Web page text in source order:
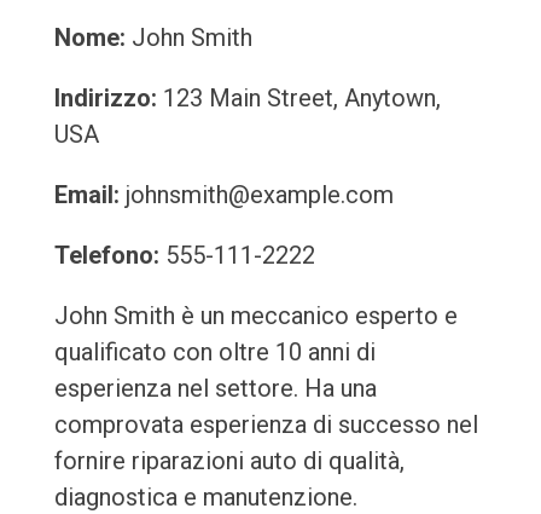
Nome: John Smith
Indirizzo: 123 Main Street, Anytown,
USA
Email: johnsmith@example.com
Telefono: 555-111-2222
John Smith è un meccanico esperto e
qualificato con oltre 10 anni di
esperienza nel settore. Ha una
comprovata esperienza di successo nel
fornire riparazioni auto di qualità,
diagnostica e manutenzione.